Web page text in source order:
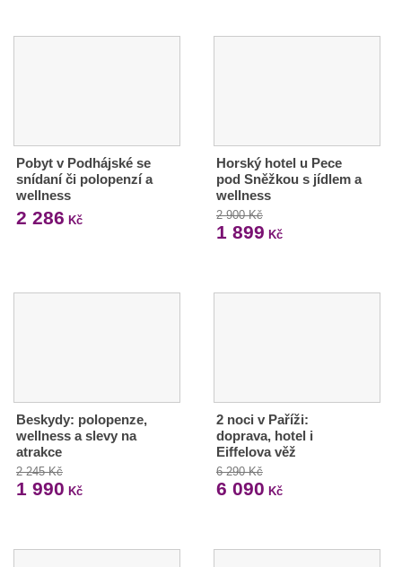
Pobyt v Podhájské se
snídaní či polopenzí a
wellness
2 286 Kč
Horský hotel u Pece
pod Sněžkou s jídlem a
wellness
2 900 Kč
1 899 Kč
Beskydy: polopenze,
wellness a slevy na
atrakce
2 245 Kč
1 990 Kč
2 noci v Paříži:
doprava, hotel i
Eiffelova věž
6 290 Kč
6 090 Kč